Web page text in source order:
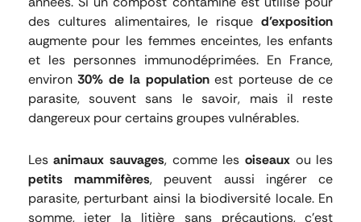
des cultures alimentaires, le risqued’exposition
augmente pour les femmes enceintes, les enfants
et les personnes immunodéprimées. En France,
environ30% de la populationest porteuse de ce
parasite, souvent sans le savoir, mais il reste
dangereux pour certains groupes vulnérables.
Lesanimaux sauvages, comme lesoiseaux ou les
petits mammifères, peuvent aussi ingérer ce
parasite, perturbant ainsi la biodiversité locale. En
somme, jeter la litière sans précautions, c’est